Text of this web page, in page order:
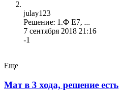
julay123
Решение: 1.Ф Е7, ...
7 сентября 2018 21:16
-1
Еще
Мат в 3 хода, решение есть